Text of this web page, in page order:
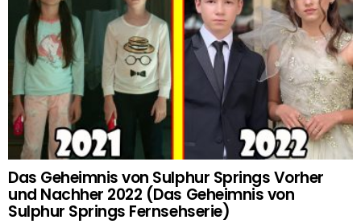
Das Geheimnis von Sulphur Springs Vorher
und Nachher 2022 (Das Geheimnis von
Sulphur Springs Fernsehserie)